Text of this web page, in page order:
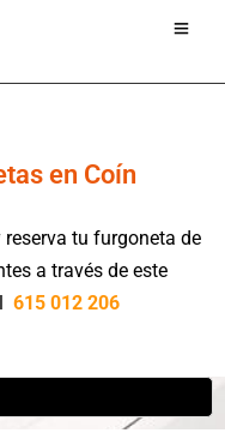
en Coín
tu furgoneta de
a través de este
615 012 206